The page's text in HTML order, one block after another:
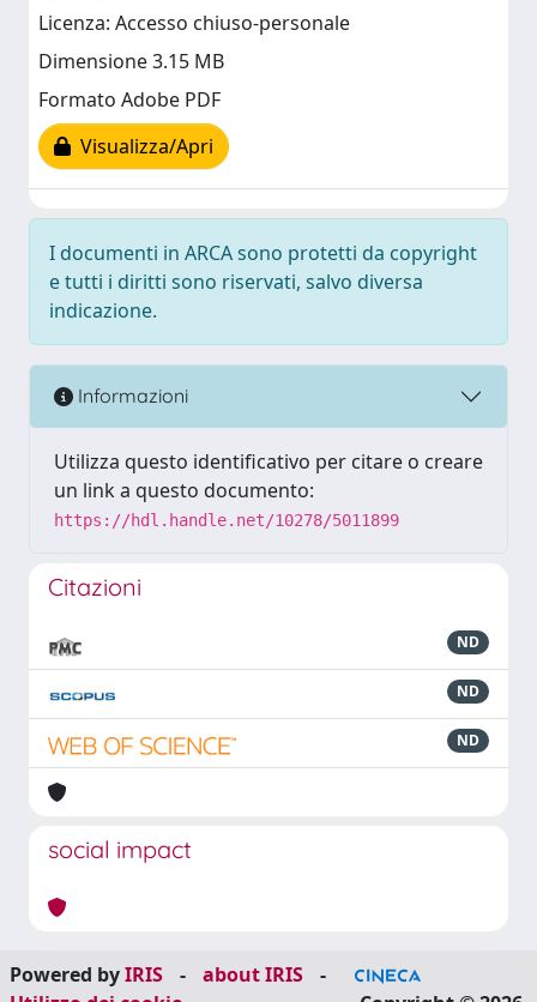
Licenza: Accesso chiuso-personale
Dimensione 3.15 MB
Formato Adobe PDF
Visualizza/Apri
I documenti in ARCA sono protetti da copyright
e tutti i diritti sono riservati, salvo diversa
indicazione.
Informazioni
Utilizza questo identificativo per citare o creare
un link a questo documento:
https://hdl.handle.net/10278/5011899
Citazioni
ND
ND
ND
social impact
Powered byIRIS - about IRIS
-